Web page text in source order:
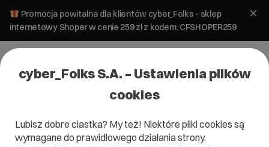
Promocja powitalna dla klientów cyber_Folks - sklep
internetowy Shoper w cenie 259 zł z kodem: CFSHOPER259
cyber_Folks S.A. – Ustawienia plików
cookies
Lubisz dobre ciastka? My też! Niektóre pliki cookies są
wymagane do prawidłowego działania strony.